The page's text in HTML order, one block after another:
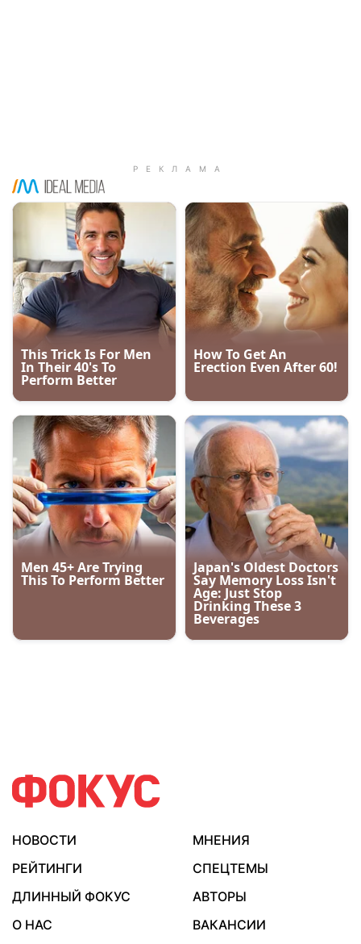
НОВОСТИ
МНЕНИЯ
РЕЙТИНГИ
СПЕЦТЕМЫ
ДЛИННЫЙ ФОКУС
АВТОРЫ
О НАС
ВАКАНСИИ